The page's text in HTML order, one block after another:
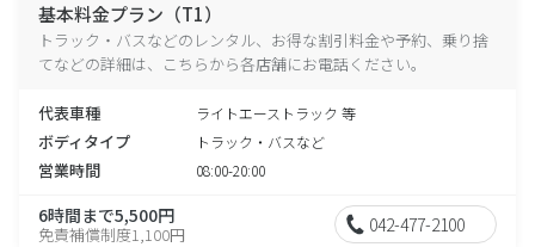
基本料金プラン（T1）
トラック・バスなどのレンタル、お得な割引料金や予約、乗り捨
てなどの詳細は、こちらから各店舗にお電話ください。
代表車種 ライトエーストラック 等
ボディタイプ トラック・バスなど
営業時間 08:00-20:00
6時間まで5,500円
免責補償制度1,100円 042-477-2100